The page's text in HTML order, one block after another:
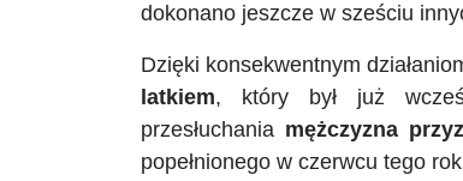
dokonano jeszcze w sześciu
Dzięki konsekwentnym
latkiem, który był już
przesłuchania mężczyzna
popełnionego w czerwcu tego